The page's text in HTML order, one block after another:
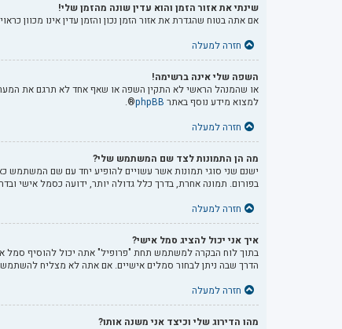
שינתי את אזור הזמן והוא עדין שונה מהזמן שלי!
אם אתה בטוח שהגדרת את אזור הזמן נכון והזמן עדין אינו מכוון
חזרה למעלה
השפה שלי אינה ברשימה!
או שהמנהל הראשי לא התקין השפה או שאף אחד לא תרגם את
למצוא מידע נוסף באתר phpBB
®.
חזרה למעלה
מה הן התמונות לצד שם המשתמש שלי?
ישנם שני סוגי תמונות אשר עשויים להופיע יחד עם שם המשתמש
בפורום. תמונה אחרת, בדרך כלל גדולה יותר, ידועה כסמל אישי
חזרה למעלה
איך אני יכול להציג סמל אישי?
הדרך שבה ניתן לבחור סמלים אישיים. אם אתה לא מצליח
חזרה למעלה
מהו הדירוג שלי וכיצד אני משנה אותו?